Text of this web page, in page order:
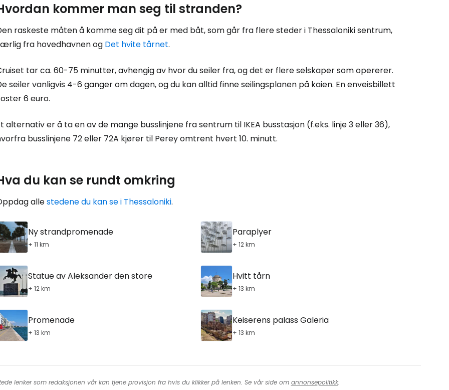
kommer man seg til stranden?
raskeste måten å komme seg dit på er med båt, som går fra flere steder i Thessaloniki sentrum,
fra hovedhavnen og Det hvite tårnet.
tar ca. 60-75 minutter, avhengig av hvor du seiler fra, og det er flere selskaper som opererer.
seiler vanligvis 4-6 ganger om dagen, og du kan alltid finne seilingsplanen på kaien. En enveisbillett
6 euro.
alternativ er å ta en av de mange busslinjene fra sentrum til IKEA busstasjon (f.eks. linje 3 eller 36),
busslinjene 72 eller 72A kjører til Perey omtrent hvert 10. minutt.
du kan se rundt omkring
allestedene du kan se i Thessaloniki.
Ny strandpromenade
+ 11 km
Paraplyer
+ 12 km
Statue av Aleksander den store
+ 12 km
Hvitt tårn
+ 13 km
Promenade
+ 13 km
Keiserens palass Galeria
+ 13 km
lenker som redaksjonen vår kan tjene provisjon fra hvis du klikker på lenken. Se vår side om annonsepolitikk.
Fortsett med Facebook